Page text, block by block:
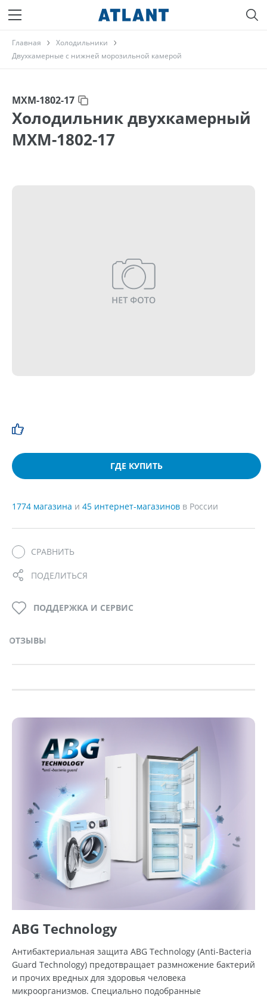
Главная
Холодильники
Двухкамерные с нижней морозильной камерой
МХМ-1802-17
Холодильник двухкамерный
МХМ-1802-17
ГДЕ КУПИТЬ
1774 магазина и 45 интернет-магазинов в России
СРАВНИТЬ
ПОДЕЛИТЬСЯ
ОТЗЫВЫ
ПОДДЕРЖКА И СЕРВИС
ABG Technology
Антибактериальная защита ABG Technology (Anti-Bacteria
Guard Technology) предотвращает размножение бактерий
и прочих вредных для здоровья человека
микроорганизмов. Специально подобранные